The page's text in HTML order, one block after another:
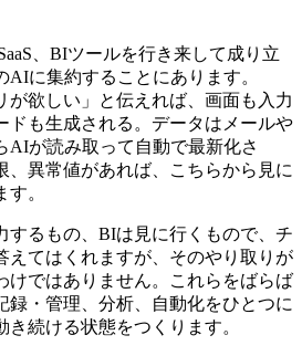
、BIツールを行き来して成り立
AIに集約することにあります。
が欲しい」と伝えれば、画面も入力
ドも生成される。データはメールや
AIが読み取って自動で最新化さ
、異常値があれば、こちらから見に
。
するもの、BIは見に行くもので、チ
えてはくれますが、そのやり取りが
けではありません。これらをばらば
録・管理、分析、自動化をひとつに
き続ける状態をつくります。